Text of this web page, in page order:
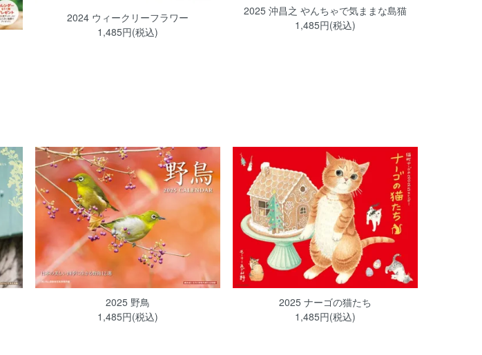
2024 ウィークリーフラワー
1,485円(税込)
2025 沖昌之 やんちゃで気ままな島猫
1,485円(税込)
2025 野鳥
1,485円(税込)
2025 ナーゴの猫たち
1,485円(税込)